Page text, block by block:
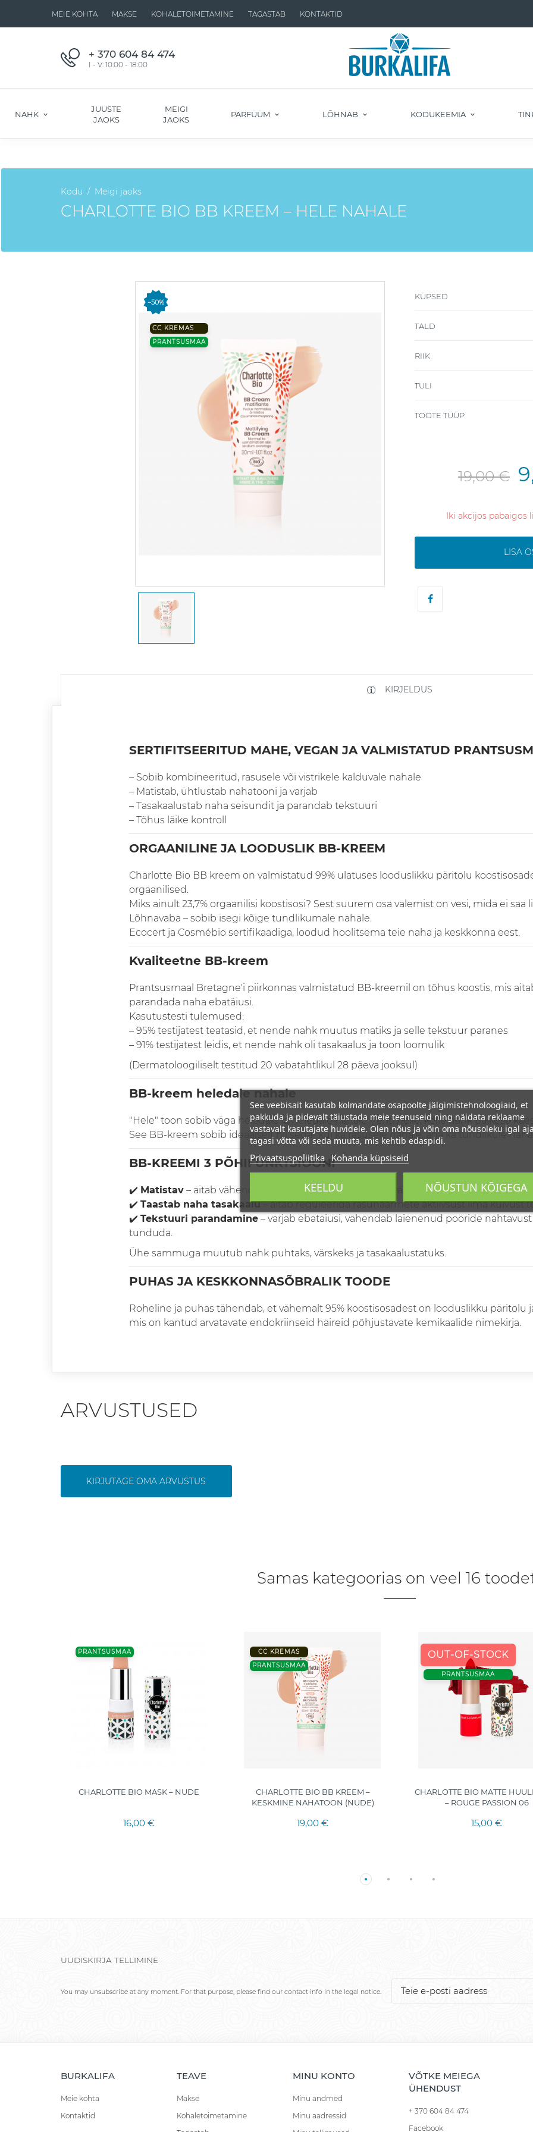
MEIE KOHTA MAKSE KOHALETOIMETAMINE TAGASTAB KONTAKTID
+ 370 604 84 474
I - V: 10:00 - 18:00
NAHK
JUUSTE
JAOKS
MEIGI
JAOKS
PARFÜÜM LÕHNAB KODUKEEMIA
Kodu Meigi jaoks
CHARLOTTE BIO BB KREEM – HELE NAHALE
−50%
CC KREMAS
PRANTSUSMAA
KÜPSED
TALD
RIIK
TULI
TOOTE TÜÜP
19,00 €
Iki akcijos pabaigos
LISA
KIRJELDUS
SERTIFITSEERITUD MAHE, VEGAN JA VALMISTATUD
– Sobib kombineeritud, rasusele või vistrikele kalduvale nahale
– Matistab, ühtlustab nahatooni ja varjab
– Tasakaalustab naha seisundit ja parandab tekstuuri
– Tõhus läike kontroll
ORGAANILINE JA LOODUSLIK BB-KREEM
Charlotte Bio BB kreem on valmistatud 99% ulatuses looduslikku päritolu
orgaanilised.
Miks ainult 23,7% orgaanilisi koostisosi? Sest suurem osa valemist on vesi, mida ei saa
Lõhnavaba – sobib isegi kõige tundlikumale nahale.
Ecocert ja Cosmébio sertifikaadiga, loodud hoolitsema teie naha ja keskkonna eest.
Kvaliteetne BB-kreem
Prantsusmaal Bretagne'i piirkonnas valmistatud BB-kreemil on tõhus koostis, mis
parandada naha ebatäiusi.
Kasutustesti tulemused:
– 95% testijatest teatasid, et nende nahk muutus matiks ja selle tekstuur paranes
– 91% testijatest leidis, et nende nahk oli tasakaalus ja toon loomulik
(Dermatoloogiliselt testitud 20 vabatahtlikul 28 päeva jooksul)
BB-kreem heledale nahale
"Hele" toon sobib väga heledale ja heledale nahale – eriti neile, kelle nahk päikese
See BB-kreem sobib ideaalselt nii sega- kui ka rasusele nahale, aga ka tundlikule
BB-KREEMI 3 PÕHIFUNKTSIOONI
✔️ Matistav – aitab vähendada läiget ja ühtlustada naha välimust, eriti T-tsoonis.
✔️ Taastab naha tasakaalu– aitab reguleerida rasunäärmete aktiivsust ilma kuivust
✔️ Tekstuuri parandamine – varjab ebatäiusi, vähendab laienenud pooride
tunduda.
Ühe sammuga muutub nahk puhtaks, värskeks ja tasakaalustatuks.
PUHAS JA KESKKONNASÕBRALIK TOODE
Roheline ja puhas tähendab, et vähemalt 95% koostisosadest on looduslikku päritolu
mis on kantud arvatavate endokriinseid häireid põhjustavate kemikaalide nimekirja.
ARVUSTUSED
KIRJUTAGE OMA ARVUSTUS
Samas kategoorias on veel 16
PRANTSUSMAA
CHARLOTTE BIO MASK – NUDE
16,00 €
CC KREMAS
PRANTSUSMAA
CHARLOTTE BIO BB KREEM –
KESKMINE NAHATOON (NUDE)
19,00 €
OUT-OF-STOCK
PRANTSUSMAA
CHARLOTTE BIO MATTE
– ROUGE PASSION 06
15,00 €
UUDISKIRJA TELLIMINE
You may unsubscribe at any moment. For that purpose, please find our contact info in the legal notice.
BURKALIFA
Meie kohta
Kontaktid
TEAVE
Makse
Kohaletoimetamine
MINU KONTO
Minu andmed
Minu aadressid
VÕTKE MEIEGA
ÜHENDUST
+ 370 604 84 474
Facebook
See veebisait kasutab kolmandate osapoolte jälgimistehnoloogiaid, et
pakkuda ja pidevalt täiustada meie teenuseid ning näidata reklaame
vastavalt kasutajate huvidele. Olen nõus ja võin oma nõusoleku igal
tagasi võtta või seda muuta, mis kehtib edaspidi.
Privaatsuspoliitika Kohanda küpsiseid
KEELDU NÕUSTUN KÕIGEGA